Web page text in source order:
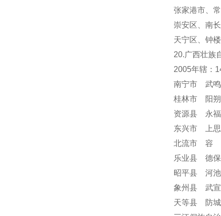
张家港市、
崇安区、南
天宁区
钟
20.广西壮族
2005年辖：
南宁市 武
桂林市 阳
资源县 永
东兴市 上
北流市 容
乐业县 德
昭平县 河
象州县 武
天等县 防